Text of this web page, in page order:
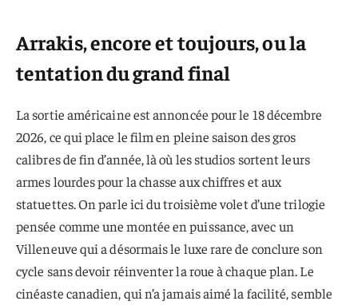
Arrakis, encore et toujours, ou la
tentation du grand final
La sortie américaine est annoncée pour le 18 décembre
2026, ce qui place le film en pleine saison des gros
calibres de fin d’année, là où les studios sortent leurs
armes lourdes pour la chasse aux chiffres et aux
statuettes. On parle ici du troisième volet d’une trilogie
pensée comme une montée en puissance, avec un
Villeneuve qui a désormais le luxe rare de conclure son
cycle sans devoir réinventer la roue à chaque plan. Le
cinéaste canadien, qui n’a jamais aimé la facilité, semble